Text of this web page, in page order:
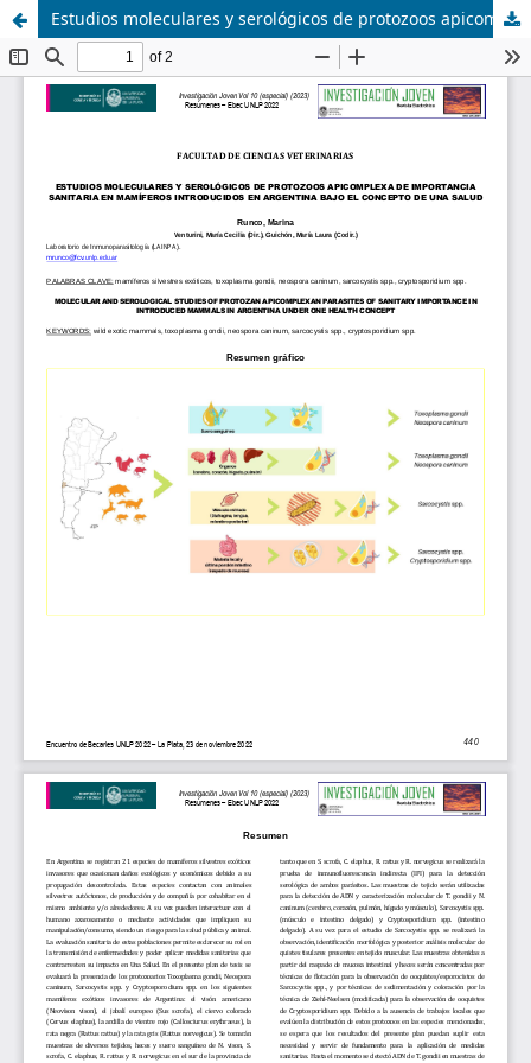
Estudios moleculares y serológicos de protozoos apicomplexa de importancia sanitaria en mamíferos introducidos en Argentina bajo el concepto de una salud